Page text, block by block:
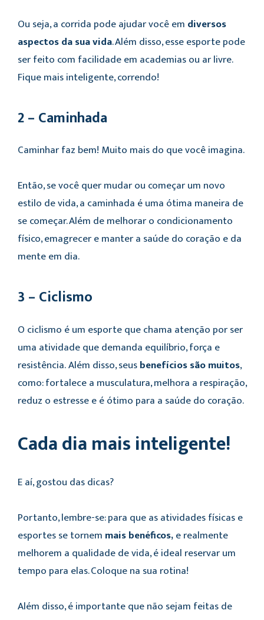
Ou seja, a corrida pode ajudar você em diversos
aspectos da sua vida. Além disso, esse esporte pode
ser feito com facilidade em academias ou ar livre.
Fique mais inteligente, correndo!
2 – Caminhada
Caminhar faz bem! Muito mais do que você imagina.
Então, se você quer mudar ou começar um novo
estilo de vida, a caminhada é uma ótima maneira de
se começar. Além de melhorar o condicionamento
físico, emagrecer e manter a saúde do coração e da
mente em dia.
3 – Ciclismo
O ciclismo é um esporte que chama atenção por ser
uma atividade que demanda equilíbrio, força e
resistência.Além disso, seusbenefícios são muitos,
como: fortalece a musculatura, melhora a respiração,
reduz o estresse e é ótimo para a saúde do coração.
Cada dia mais inteligente!
E aí, gostou das dicas?
Portanto, lembre-se: para que as atividades físicas e
esportes se tornem mais benéficos,e realmente
melhorem a qualidade de vida, é ideal reservar um
tempo para elas. Coloque na sua rotina!
Além disso, é importante que não sejam feitas de